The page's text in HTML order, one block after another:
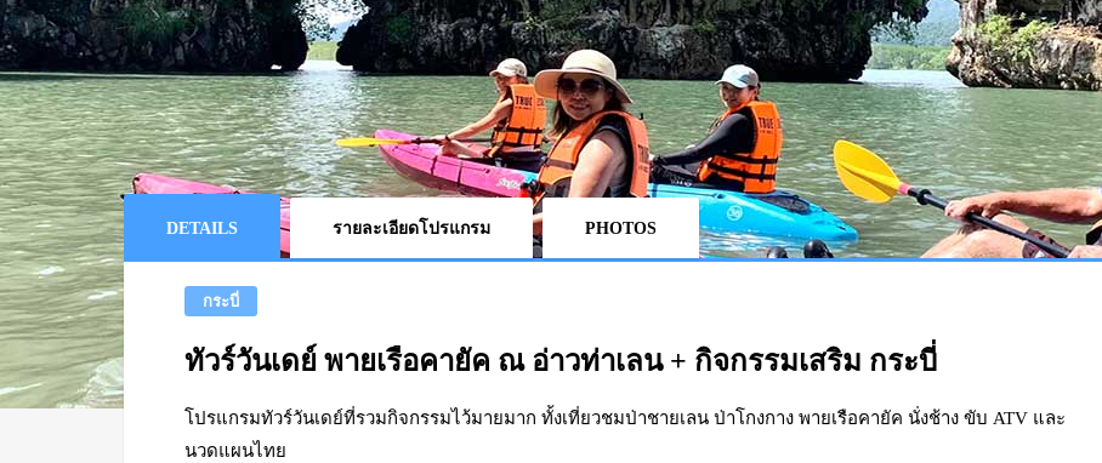
DETAILS รายละเอียดโปรแกรม PHOTOS
กระบี่
ทัวร์วันเดย์ พายเรือคายัค ณ อ่าวท่าเลน + กิจกรรมเสริม กระบี่
โปรแกรมทัวร์วันเดย์ที่รวมกิจกรรมไว้มายมาก ทั้งเที่ยวชมป่าชายเลน ป่าโกงกาง พายเรือคายัค นั่งช้าง ขับ ATV และ
นวดแผนไทย